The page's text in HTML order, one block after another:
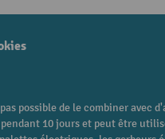
possible de le combiner
10 jours et peut être